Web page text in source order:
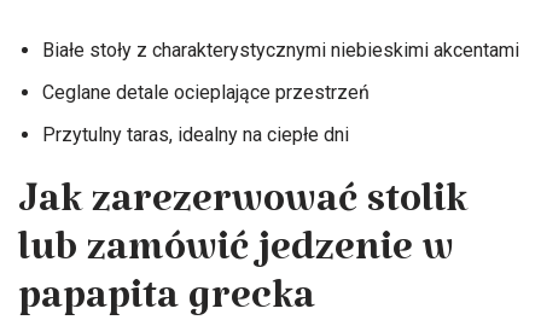
Białe stoły z charakterystycznymi niebieskimi akcentami
Ceglane detale ocieplające przestrzeń
Przytulny taras, idealny na ciepłe dni
Jak zarezerwować stolik
lub zamówić jedzenie w
papapita grecka